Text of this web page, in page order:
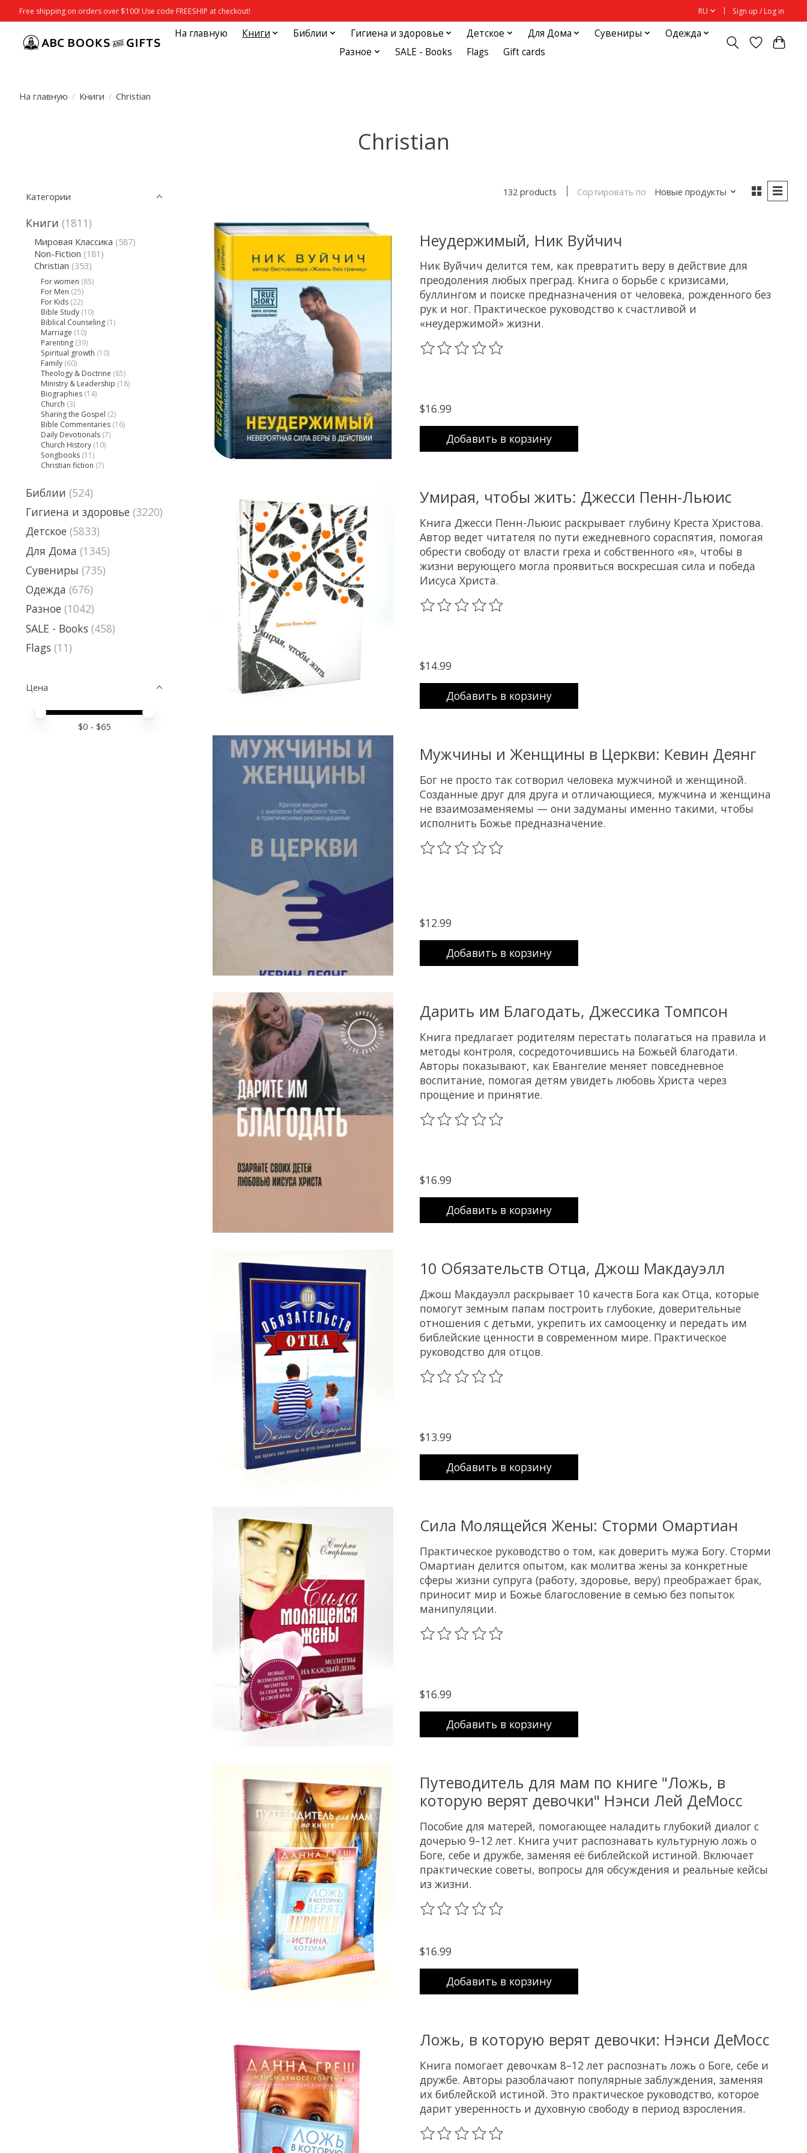
Free shipping on orders over $100! Use code FREESHIP at checkout! RU Sign up / Log in
На главную Книги Библии Гигиена и здоровье Детское Для Дома Сувениры
Одежда
Разное
SALE - Books Flags Gift cards
На главную / Книги / Christian
Christian
Категории
Книги (1811)
Мировая Классика (587)
Non-Fiction (181)
Christian (353)
For women (85)
For Men (25)
For Kids (22)
Bible Study (10)
Biblical Counseling (1)
Marriage (10)
Parenting (39)
Spiritual growth (10)
Family (60)
Theology & Doctrine (85)
Ministry & Leadership (18)
Biographies (14)
Church (3)
Sharing the Gospel (2)
Bible Commentaries (16)
Daily Devotionals (7)
Church History (10)
Songbooks (11)
Christian fiction (7)
Библии (524)
Гигиена и здоровье (3220)
Детское (5833)
Для Дома (1345)
Сувениры (735)
Одежда (676)
Разное (1042)
SALE - Books (458)
Flags (11)
Цена
Price minimum value
Price maximum value
$0 - $65
132 products Сортировать по Новые продукты
Неудержимый, Ник Вуйчич
Ник Вуйчич делится тем, как превратить веру в действие для
преодоления любых преград. Книга о борьбе с кризисами,
буллингом и поиске предназначения от человека, рожденного без
рук и ног. Практическое руководство к счастливой и
«неудержимой» жизни.
The rating of this product is
$16.99
Добавить в корзину
Умирая, чтобы жить: Джесси Пенн-Льюис
Книга Джесси Пенн-Льюис раскрывает глубину Креста Христова.
Автор ведет читателя по пути ежедневного сораспятия, помогая
обрести свободу от власти греха и собственного «я», чтобы в
жизни верующего могла проявиться воскресшая сила и победа
Иисуса Христа.
The rating of this product is
$14.99
Добавить в корзину
Мужчины и Женщины в Церкви: Кевин Деянг
Бог не просто так сотворил человека мужчиной и женщиной.
Созданные друг для друга и отличающиеся, мужчина и женщина
не взаимозаменяемы — они задуманы именно такими, чтобы
исполнить Божье предназначение.
The rating of this product is
$12.99
Добавить в корзину
Дарить им Благодать, Джессика Томпсон
Книга предлагает родителям перестать полагаться на правила и
методы контроля, сосредоточившись на Божьей благодати.
Авторы показывают, как Евангелие меняет повседневное
воспитание, помогая детям увидеть любовь Христа через
прощение и принятие.
The rating of this product is
$16.99
Добавить в корзину
10 Обязательств Отца, Джош Макдауэлл
Джош Макдауэлл раскрывает 10 качеств Бога как Отца, которые
помогут земным папам построить глубокие, доверительные
отношения с детьми, укрепить их самооценку и передать им
библейские ценности в современном мире. Практическое
руководство для отцов.
The rating of this product is
$13.99
Добавить в корзину
Сила Молящейся Жены: Сторми Омартиан
Практическое руководство о том, как доверить мужа Богу. Сторми
Омартиан делится опытом, как молитва жены за конкретные
сферы жизни супруга (работу, здоровье, веру) преображает брак,
приносит мир и Божье благословение в семью без попыток
манипуляции.
The rating of this product is
$16.99
Добавить в корзину
Путеводитель для мам по книге "Ложь, в
которую верят девочки" Нэнси Лей ДеМосс
Пособие для матерей, помогающее наладить глубокий диалог с
дочерью 9–12 лет. Книга учит распознавать культурную ложь о
Боге, себе и дружбе, заменяя её библейской истиной. Включает
практические советы, вопросы для обсуждения и реальные кейсы
из жизни.
The rating of this product is
$16.99
Добавить в корзину
Ложь, в которую верят девочки: Нэнси ДеМосс
Книга помогает девочкам 8–12 лет распознать ложь о Боге, себе и
дружбе. Авторы разоблачают популярные заблуждения, заменяя
их библейской истиной. Это практическое руководство, которое
дарит уверенность и духовную свободу в период взросления.
The rating of this product is